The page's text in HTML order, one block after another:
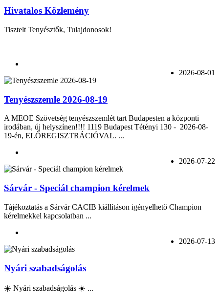
Hivatalos Közlemény
Tisztelt Tenyésztők, Tulajdonosok!
2026-08-01
Tenyészszemle 2026-08-19
A MEOE Szövetség tenyészszemlét tart Budapesten a központi
irodában, új helyszínen!!!! 1119 Budapest Tétényi 130 - 2026-08-
19-én, ELŐREGISZTRÁCIÓVAL. ...
2026-07-22
Sárvár - Speciál champion kérelmek
Tájékoztatás a Sárvár CACIB kiállításon igényelhető Champion
kérelmekkel kapcsolatban ...
2026-07-13
Nyári szabadságolás
☀️ Nyári szabadságolás ☀️ ...